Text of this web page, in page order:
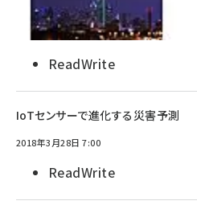
ReadWrite
IoTセンサーで進化する災害予測
2018年3月28日 7:00
ReadWrite